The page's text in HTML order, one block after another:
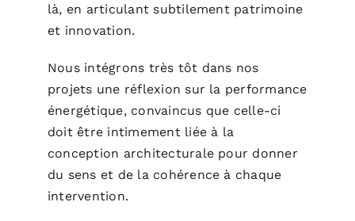
là, en articulant subtilement patrimoine
et innovation.
Nous intégrons très tôt dans nos
projets une réflexion sur la performance
énergétique, convaincus que celle-ci
doit être intimement liée à la
conception architecturale pour donner
du sens et de la cohérence à chaque
intervention.